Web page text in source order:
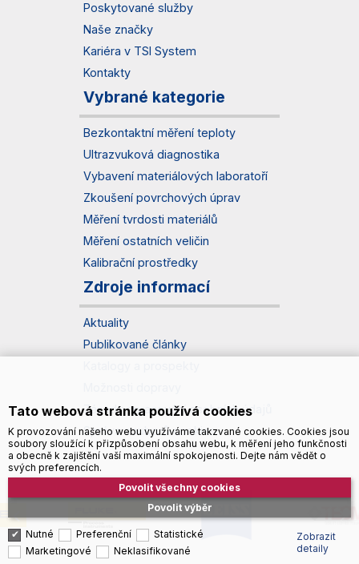
Poskytované služby
Naše značky
Kariéra v TSI System
Kontakty
Vybrané kategorie
Bezkontaktní měření teploty
Ultrazvuková diagnostika
Vybavení materiálových laboratoří
Zkoušení povrchových úprav
Měření tvrdosti materiálů
Měření ostatních veličin
Kalibrační prostředky
Zdroje informací
Aktuality
Publikované články
Zásady zpracování osobních údajů
Správa souborů cookies
Tato webová stránka používá cookies
K provozování našeho webu využíváme takzvané cookies. Cookies jsou
soubory sloužící k přizpůsobení obsahu webu, k měření jeho funkčnosti
a obecně k zajištění vaší maximální spokojenosti. Dejte nám vědět o
svých preferencích.
Povolit výběr
Povolit všechny cookies
Nutné Preferenční
Statistické
Marketingové
Neklasifikované
Zobrazit
detaily